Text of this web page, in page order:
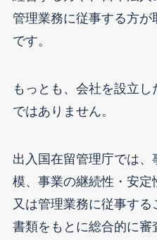
管理業務に従事する方
です。
もっとも、会社を設立
ではありません。
出入国在留管理庁では、
模、事業の継続性・安
又は管理業務に従事す
書類をもとに総合的に審